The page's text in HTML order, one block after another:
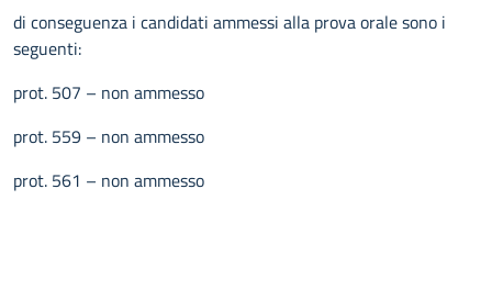
di conseguenza i candidati ammessi alla prova orale sono i
seguenti:
prot. 507 – non ammesso
prot. 559 – non ammesso
prot. 561 – non ammesso